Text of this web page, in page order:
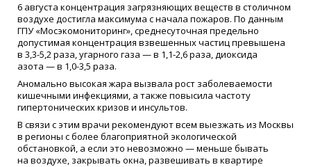
6 августа концентрация загрязняющих веществ в столичном
воздухе достигла максимума с начала пожаров. По данным
ГПУ «Мосэкомониторинг», среднесуточная предельно
допустимая концентрация взвешенных частиц превышена
в 3,3-5,2 раза, угарного газа — в 1,1-2,6 раза, диоксида
азота — в 1,0-3,5 раза.
Аномально высокая жара вызвала рост заболеваемости
кишечными инфекциями, а также повысила частоту
гипертонических кризов и инсультов.
В связи с этим врачи рекомендуют всем выезжать из Москвы
в регионы с более благоприятной экологической
обстановкой, а если это невозможно — меньше бывать
на воздухе, закрывать окна, развешивать в квартире